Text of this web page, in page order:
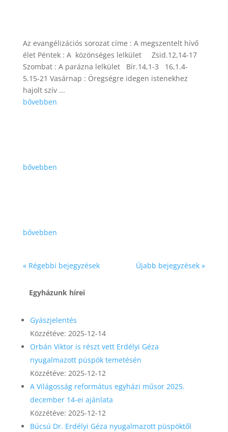
Az evangélizációs sorozat címe : A megszentelt hívő
élet Péntek : A közönséges lelkület Zsid.12,14-17
Szombat : A parázna lelkület Bír.14,1-3 16,1.4-
5.15-21 Vasárnap : Öregségre idegen istenekhez
hajolt szív ...
bővebben
bővebben
bővebben
« Régebbi bejegyzések Újabb bejegyzések »
Egyházunk hírei
Gyászjelentés
Közzétéve: 2025-12-14
Orbán Viktor is részt vett Erdélyi Géza
nyugalmazott püspök temetésén
Közzétéve: 2025-12-12
A Világosság református egyházi műsor 2025.
december 14-ei ajánlata
Közzétéve: 2025-12-12
Búcsú Dr. Erdélyi Géza nyugalmazott püspöktől